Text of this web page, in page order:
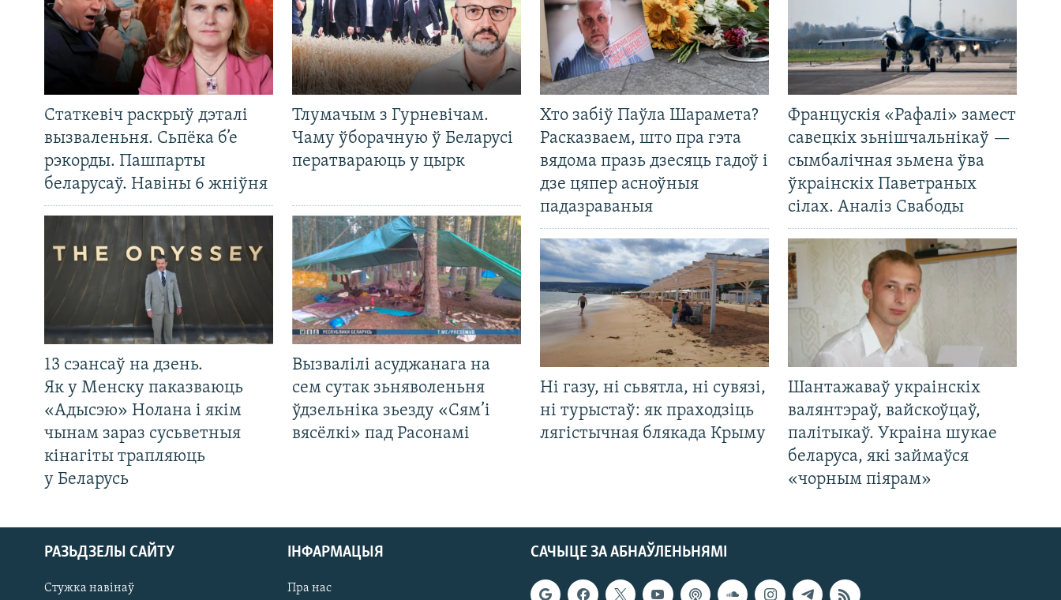
Статкевіч раскрыў дэталі
вызваленьня. Сьпёка б’е
рэкорды. Пашпарты
беларусаў. Навіны 6 жніўня
Тлумачым з Гурневічам.
Чаму ўборачную ў Беларусі
ператвараюць у цырк
13 сэансаў на дзень.
Як у Менску паказваюць
«Адысэю» Нолана і якім
чынам зараз сусьветныя
кінагіты трапляюць
у Беларусь
Вызвалілі асуджанага на
сем сутак зьняволеньня
ўдзельніка зьезду «Сям’і
вясёлкі» пад Расонамі
Хто забіў Паўла Шарамета?
Расказваем, што пра гэта
вядома празь дзесяць гадоў і
дзе цяпер асноўныя
падазраваныя
Францускія «Рафалі» замест
савецкіх зьнішчальнікаў —
сымбалічная зьмена ўва
ўкраінскіх Паветраных
сілах. Аналіз Свабоды
Ні газу, ні сьвятла, ні сувязі,
ні турыстаў: як праходзіць
лягістычная блякада Крыму
Шантажаваў украінскіх
валянтэраў, вайскоўцаў,
палітыкаў. Украіна шукае
беларуса, які займаўся
«чорным піярам»
САЧЫЦЕ ЗА АБНАЎЛЕНЬНЯМІ
РАЗЬДЗЕЛЫ САЙТУ
Стужка навінаў
ІНФАРМАЦЫЯ
Пра нас